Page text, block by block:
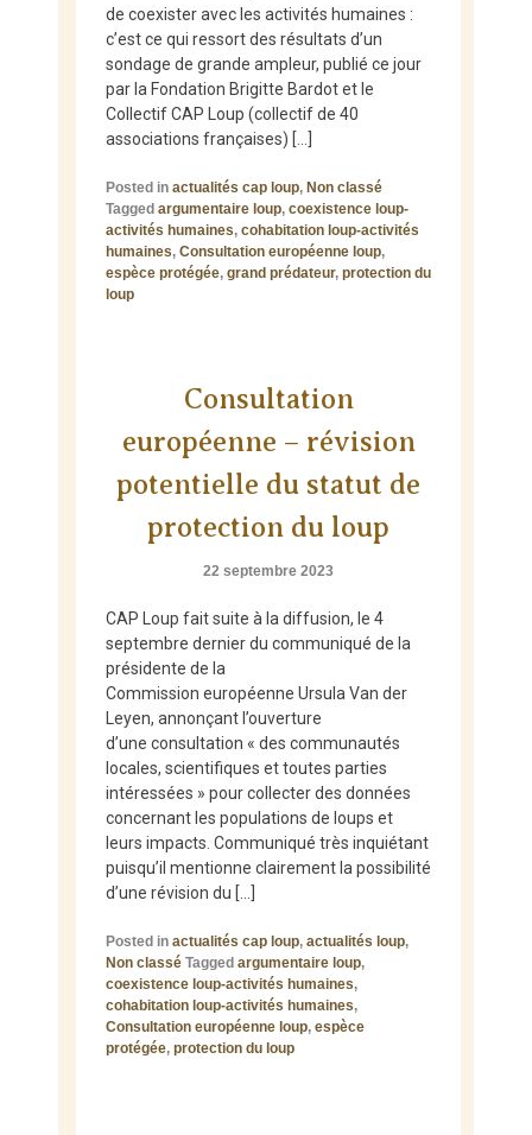
de coexister avec les activités humaines :
c’est ce qui ressort des résultats d’un
sondage de grande ampleur, publié ce jour
par la Fondation Brigitte Bardot et le
Collectif CAP Loup (collectif de 40
associations françaises) […]
Posted in actualités cap loup, Non classé
Tagged argumentaire loup, coexistence loup-
activités humaines, cohabitation loup-activités
humaines, Consultation européenne loup,
espèce protégée, grand prédateur, protection du
loup
Consultation
européenne – révision
potentielle du statut de
protection du loup
22 septembre 2023
CAP Loup fait suite à la diffusion, le 4
septembre dernier du communiqué de la
présidente de la
Commission européenne Ursula Van der
Leyen, annonçant l’ouverture
d’une consultation « des communautés
locales, scientifiques et toutes parties
intéressées » pour collecter des données
concernant les populations de loups et
leurs impacts. Communiqué très inquiétant
puisqu’il mentionne clairement la possibilité
d’une révision du […]
Posted in actualités cap loup, actualités loup,
Non classé Tagged argumentaire loup,
coexistence loup-activités humaines,
cohabitation loup-activités humaines,
Consultation européenne loup, espèce
protégée, protection du loup